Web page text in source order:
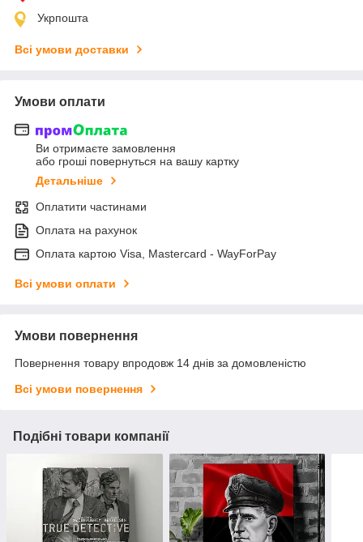
Укрпошта
Всі умови доставки
Умови оплати
Ви отримаєте замовлення
або гроші повернуться на вашу картку
Детальніше
Оплатити частинами
Оплата на рахунок
Оплата картою Visa, Mastercard - WayForPay
Всі умови оплати
Умови повернення
Повернення товару впродовж 14 днів за домовленістю
Всі умови повернення
Подібні товари компанії